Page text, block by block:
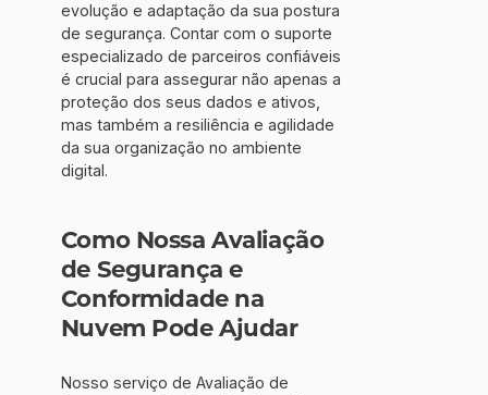
evolução e adaptação da sua postura
de segurança. Contar com o suporte
especializado de parceiros confiáveis
é crucial para assegurar não apenas a
proteção dos seus dados e ativos,
mas também a resiliência e agilidade
da sua organização no ambiente
digital.
Como Nossa Avaliação
de Segurança e
Conformidade na
Nuvem Pode Ajudar
Nosso serviço de Avaliação de